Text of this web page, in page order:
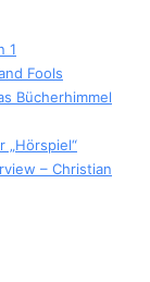
1
Fools
Bücherhimmel
„Hörspiel“
– Christian